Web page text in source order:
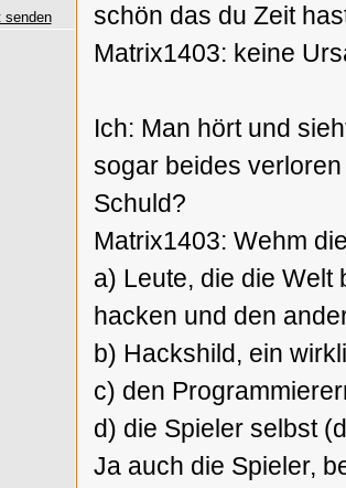
schön das du Zeit
Matrix1403: keine
Ich: Man hört und
sogar beides
Schuld?
Matrix1403: Wehm
a) Leute, die die Welt
hacken und den
b) Hackshild, ein
c) den
d) die Spieler selbst
Ja auch die Spieler,